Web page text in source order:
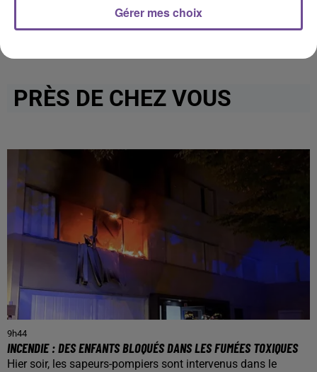
PRÈS DE CHEZ VOUS
9h44
INCENDIE : DES ENFANTS BLOQUÉS DANS LES FUMÉES TOXIQUES
Hier soir, les sapeurs-pompiers sont intervenus dans le
Gérer mes choix